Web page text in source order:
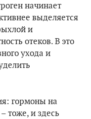
начинает
выделяется
и
отеков. В это
ухода и
гормоны на
тоже, и здесь